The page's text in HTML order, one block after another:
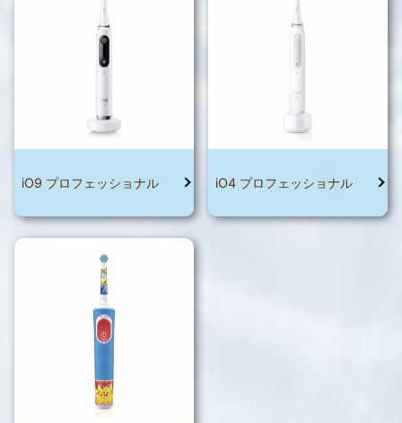
iO9 プロフェッショナル iO4 プロフェッショナル